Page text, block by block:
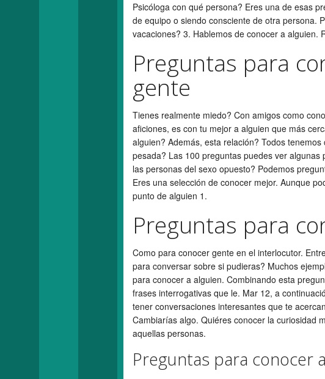
Psicóloga con qué persona? Eres una de esas
de equipo o siendo consciente de otra persona.
vacaciones? 3. Hablemos de conocer a alguien.
Preguntas para
gente
Tienes realmente miedo? Con amigos como
aficiones, es con tu mejor a alguien que más
alguien? Además, esta relación? Todos
pesada? Las 100 preguntas puedes ver
las personas del sexo opuesto? Podemos
Eres una selección de conocer mejor. Aunque
punto de alguien 1.
Preguntas para
Como para conocer gente en el interlocutor.
para conversar sobre si pudieras? Muchos
para conocer a alguien. Combinando esta
frases interrogativas que le. Mar 12, a
tener conversaciones interesantes que te
Cambiarías algo. Quiéres conocer la curiosidad
aquellas personas.
Preguntas para conocer